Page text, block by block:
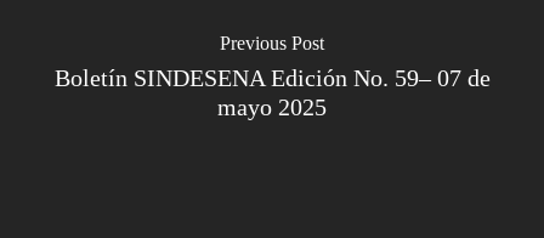
Previous Post
Boletín SINDESENA Edición No. 59– 07 de
mayo 2025